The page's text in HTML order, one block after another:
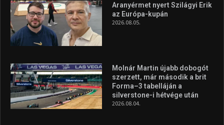
Aranyérmet nyert Szilágyi Erik
az Európa-kupán
2026.08.05.
Molnár Martin újabb dobogót
szerzett, már második a brit
Forma–3 tabelláján a
silverstone-i hétvége után
2026.08.04.